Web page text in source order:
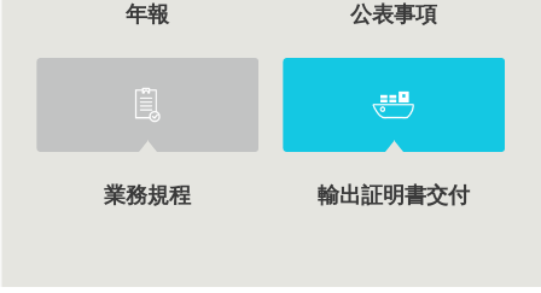
年報 公表事項
業務規程 輸出証明書交付